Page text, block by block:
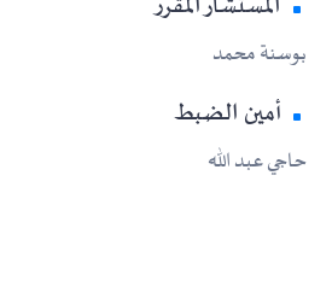
بوسنة محمد
أمين الضبط
حاجي عبد الله